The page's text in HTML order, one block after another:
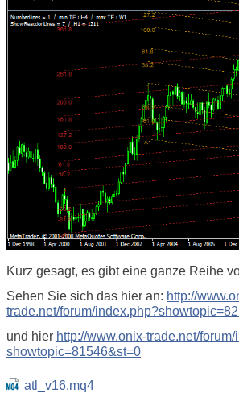
Kurz gesagt, es gibt eine ganze Reihe
Sehen Sie sich das hier an: http://
trade.net/forum/
und hier http://www.onix-trade.net/
showtopic=81546&st=0
atl_v16.mq4